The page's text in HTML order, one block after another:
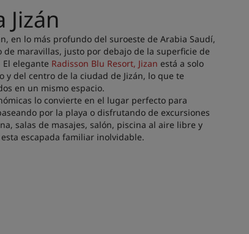
Jizán
en lo más profundo del suroeste de Arabia Saudí,
maravillas, justo por debajo de la superficie de
elegante Radisson Blu Resort, Jizan está a solo
y del centro de la ciudad de Jizán, lo que te
en un mismo espacio.
lo convierte en el lugar perfecto para
por la playa o disfrutando de excursiones
salas de masajes, salón, piscina al aire libre y
escapada familiar inolvidable.